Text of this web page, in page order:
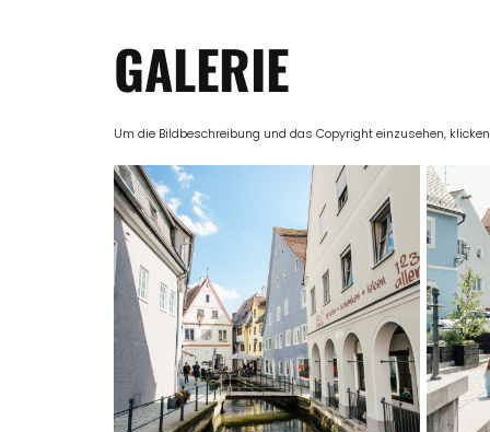
GALERIE
Um die Bildbeschreibung und das Copyright einzusehen,